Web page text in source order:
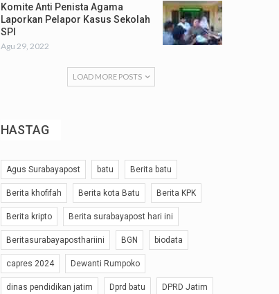
Komite Anti Penista Agama
Laporkan Pelapor Kasus Sekolah
SPI
Agu 29, 2022
LOAD MORE POSTS
HASTAG
Agus Surabayapost batu Berita batu
Berita khofifah Berita kota Batu Berita KPK
Berita kripto Berita surabayapost hari ini
Beritasurabayaposthariini BGN biodata
capres 2024 Dewanti Rumpoko
dinas pendidikan jatim Dprd batu DPRD Jatim